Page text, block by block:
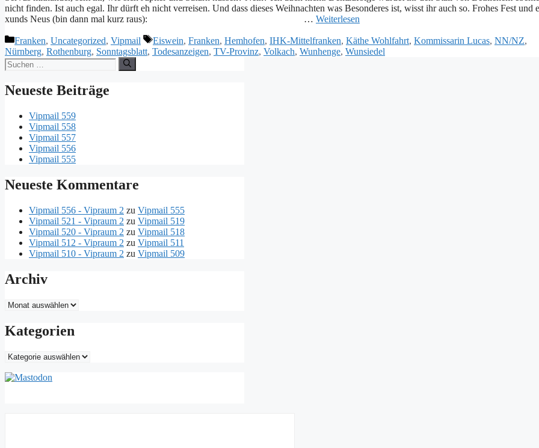
nicht finden. Ist auch egal. Ihr dürft eh nicht verreisen. Und dass dieses Weihnachten was Besonderes ist, wisst ihr auch so. Frohes Fest und
xunds Neus (bin dann mal kurz raus): … Weiterlesen
Kategorien
Franken, Uncategorized, Vipmail Schlagwörter
Eiswein, Franken, Hemhofen, IHK-Mittelfranken, Käthe Wohlfahrt, Kommissarin Lucas, NN/NZ,
Nürnberg, Rothenburg, Sonntagsblatt, Todesanzeigen, TV-Provinz, Volkach, Wunhenge, Wunsiedel
Suche
nach:
Neueste Beiträge
Vipmail 559
Vipmail 558
Vipmail 557
Vipmail 556
Vipmail 555
Neueste Kommentare
Vipmail 556 - Vipraum 2 zu Vipmail 555
Vipmail 521 - Vipraum 2 zu Vipmail 519
Vipmail 520 - Vipraum 2 zu Vipmail 518
Vipmail 512 - Vipraum 2 zu Vipmail 511
Vipmail 510 - Vipraum 2 zu Vipmail 509
Archiv
Archiv
Kategorien
Kategorien